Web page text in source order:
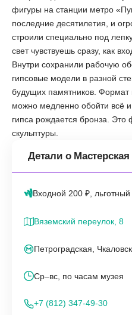
фигуры на станции метро
последние десятилетия, и
строили специально под
свет чувствуешь сразу, как
Внутри сохранили рабочую
гипсовые модели в разной
будущих памятников.
можно медленно обойти всё и
гипса рождается бронза. Это
скульптуры.
Детали о
Входной 200 ₽,
Вяземский переулок, 8
Петроградская,
Ср–вс, по часам музея
+7 (812) 347-49-30